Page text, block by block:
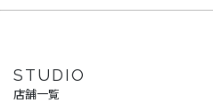
STUDIO
店舗一覧